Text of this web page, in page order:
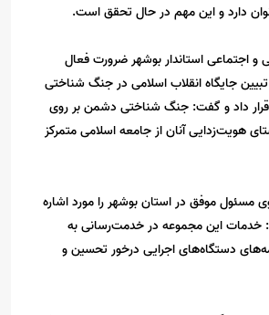
دارد و این مهم در حال تحقق است.
اجتماعی استاندار بوشهر ضرورت فعال
جایگاه انقلاب اسلامی در جنگ شناختی
قرار داد و گفت: جنگ شناختی دشمن بر روی
هویت‌‌زدایی آنان از جامعه اسلامی متمرکز
عملکرد 100 بانوی مسئول موفق در استان بوشهر را مورد اشاره
خدمات این مجموعه در خدمت‌رسانی به
دستگاه‌های اجرایی درخور تحسین و